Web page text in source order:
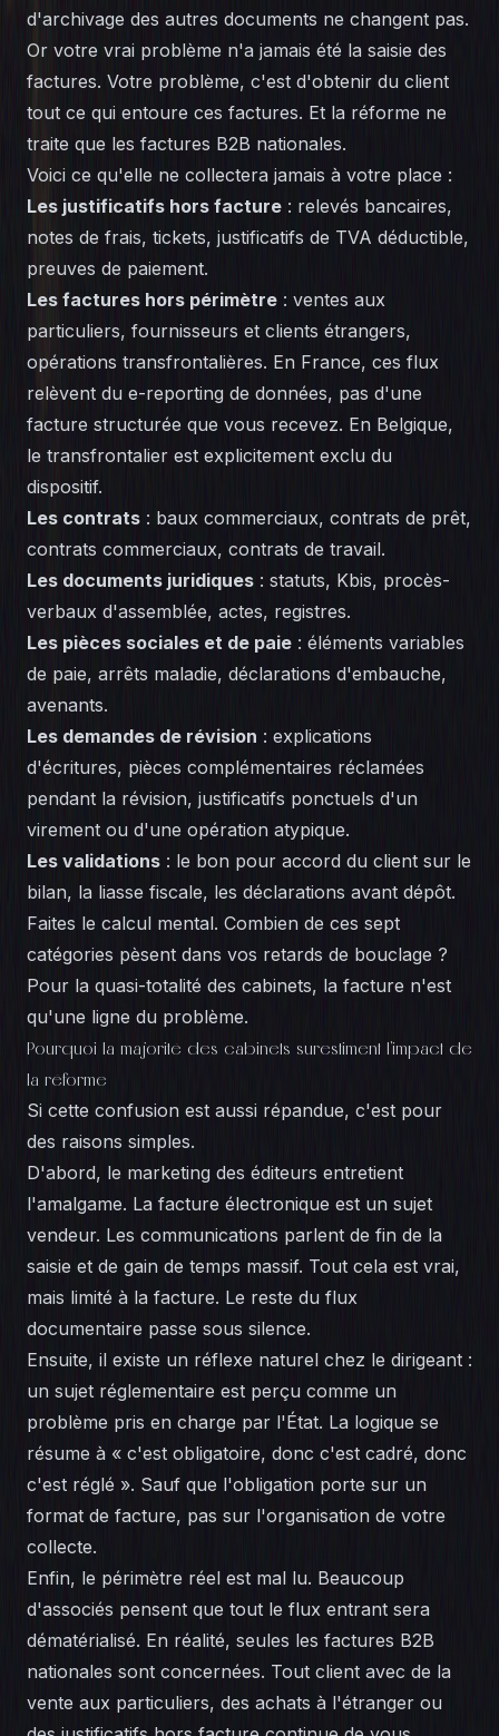
d'archivage des autres documents ne changent pas.
Or votre vrai problème n'a jamais été la saisie des
factures. Votre problème, c'est d'obtenir du client
tout ce qui entoure ces factures. Et la réforme ne
traite que les factures B2B nationales.
Voici ce qu'elle ne collectera jamais à votre place :
Les justificatifs hors facture : relevés bancaires,
notes de frais, tickets, justificatifs de TVA déductible,
preuves de paiement.
Les factures hors périmètre : ventes aux
particuliers, fournisseurs et clients étrangers,
opérations transfrontalières. En France, ces flux
relèvent du e-reporting de données, pas d'une
facture structurée que vous recevez. En Belgique,
le transfrontalier est explicitement exclu du
dispositif.
Les contrats : baux commerciaux, contrats de prêt,
contrats commerciaux, contrats de travail.
Les documents juridiques : statuts, Kbis, procès-
verbaux d'assemblée, actes, registres.
Les pièces sociales et de paie : éléments variables
de paie, arrêts maladie, déclarations d'embauche,
avenants.
Les demandes de révision : explications
d'écritures, pièces complémentaires réclamées
pendant la révision, justificatifs ponctuels d'un
virement ou d'une opération atypique.
Les validations : le bon pour accord du client sur le
bilan, la liasse fiscale, les déclarations avant dépôt.
Faites le calcul mental. Combien de ces sept
catégories pèsent dans vos retards de bouclage ?
Pour la quasi-totalité des cabinets, la facture n'est
qu'une ligne du problème.
Pourquoi la majorité des cabinets surestiment l'impact de
la réforme
Si cette confusion est aussi répandue, c'est pour
des raisons simples.
D'abord, le marketing des éditeurs entretient
l'amalgame. La facture électronique est un sujet
vendeur. Les communications parlent de fin de la
saisie et de gain de temps massif. Tout cela est vrai,
mais limité à la facture. Le reste du flux
documentaire passe sous silence.
Ensuite, il existe un réflexe naturel chez le dirigeant :
un sujet réglementaire est perçu comme un
problème pris en charge par l'État. La logique se
résume à « c'est obligatoire, donc c'est cadré, donc
c'est réglé ». Sauf que l'obligation porte sur un
format de facture, pas sur l'organisation de votre
collecte.
Enfin, le périmètre réel est mal lu. Beaucoup
d'associés pensent que tout le flux entrant sera
dématérialisé. En réalité, seules les factures B2B
nationales sont concernées. Tout client avec de la
vente aux particuliers, des achats à l'étranger ou